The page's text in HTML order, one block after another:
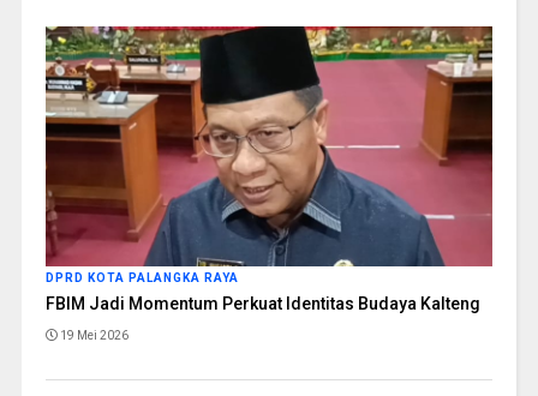
DPRD KOTA PALANGKA RAYA
FBIM Jadi Momentum Perkuat Identitas Budaya Kalteng
19 Mei 2026